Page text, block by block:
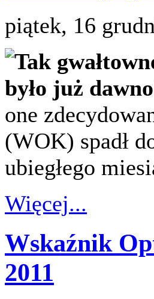
piątek, 16
Tak
było już
one
(WOK) spadł
ubiegłego
Więcej...
Wskaźnik
2011